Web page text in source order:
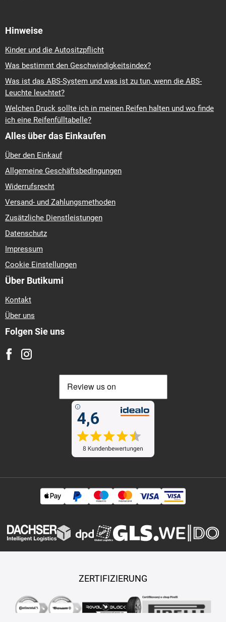
Hinweise
Kinder und die Autositzpflicht
Was bestimmt den Geschwindigkeitsindex?
Was ist das ABS-System und was ist zu tun, wenn die ABS-
Leuchte leuchtet?
Welchen Druck sollte ich in meinen Reifen halten und wo finde
ich eine Reifenfülltabelle?
Alles über das Einkaufen
Über den Einkauf
Allgemeine Geschäftsbedingungen
Widerrufsrecht
Versand- und Zahlungsmethoden
Zusätzliche Dienstleistungen
Datenschutz
Impressum
Cookie Einstellungen
Über Butikumi
Kontakt
Über uns
Folgen Sie uns
ZERTIFIZIERUNG